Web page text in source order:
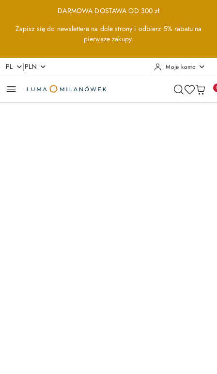
Przejdź do treści głównej
Przejdź do wyszukiwarki
Przejdź do moje konto
Przejdź do menu głównego
Przejdź do opisu produktu
Przejdź do stopkiDARMOWA DOSTAWA OD 300 zł
Zapisz się do newslettera na dole strony i odbierz 5% rabatu na
pierwsze zakupy.
PL |PLN Moje konto